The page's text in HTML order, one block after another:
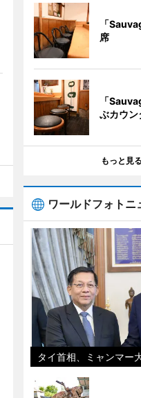
「
席
「
ぶカウン
もっと見る
ワールドフォトニ
タイ首相、ミャンマー